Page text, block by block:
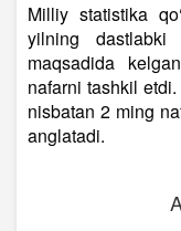
Milliy statistika
yilning dastlabki
maqsadida
nafarni tashkil
nisbatan 2 ming
anglatadi.